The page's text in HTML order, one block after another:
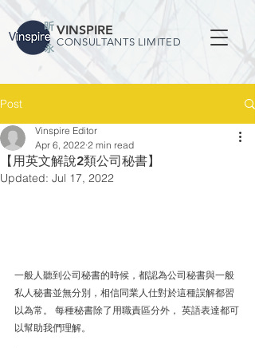
VINSPIRE
CONSULTANTS LIMITED
Post
【用英文解說2類公司秘書】
Vinspire Editor
Apr 6, 2022 2 min read
Updated: Jul 17, 2022
一般人聽到公司秘書的時候，都認為公司秘書與一般
私人秘書並無分別，相信同業人仕對於這種誤解都習
以為常。 每種秘書除了用職責區分外， 英語表達都可
以幫助我們理解。